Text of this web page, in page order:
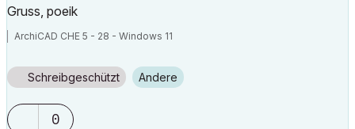
Gruss, poeik
ArchiCAD CHE 5 - 28 - Windows 11
Schreibgeschützt Andere
0